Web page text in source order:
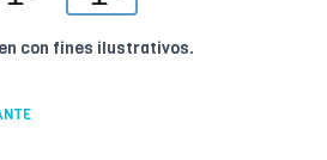
con fines ilustrativos.